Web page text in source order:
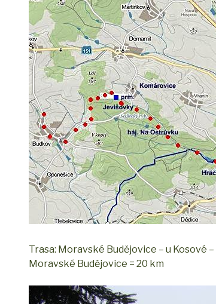
Trasa: Moravské Budějovice – u Kosové
Moravské Budějovice = 20 km